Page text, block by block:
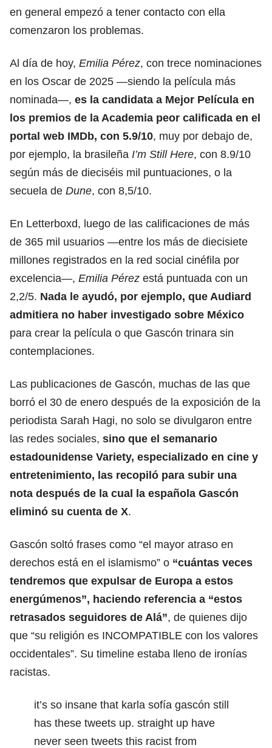
en general empezó a tener contacto con ella
comenzaron los problemas.
Al día de hoy, Emilia Pérez, con trece nominaciones
en los Oscar de 2025 —siendo la película más
nominada—, es la candidata a Mejor Película en
los premios de la Academia peor calificada en el
portal web IMDb, con 5.9/10, muy por debajo de,
por ejemplo, la brasileña I’m Still Here, con 8.9/10
según más de dieciséis mil puntuaciones, o la
secuela de Dune, con 8,5/10.
En Letterboxd, luego de las calificaciones de más
de 365 mil usuarios —entre los más de diecisiete
millones registrados en la red social cinéfila por
excelencia—, Emilia Pérez está puntuada con un
2,2/5. Nada le ayudó, por ejemplo, que Audiard
admitiera no haber investigado sobre México
para crear la película o que Gascón trinara sin
contemplaciones.
Las publicaciones de Gascón, muchas de las que
borró el 30 de enero después de la exposición de la
periodista Sarah Hagi, no solo se divulgaron entre
las redes sociales, sino que el semanario
estadounidense Variety, especializado en cine y
entretenimiento, las recopiló para subir una
nota después de la cual la española Gascón
eliminó su cuenta de X.
Gascón soltó frases como “el mayor atraso en
derechos está en el islamismo” o “cuántas veces
tendremos que expulsar de Europa a estos
energúmenos”, haciendo referencia a “estos
retrasados seguidores de Alá”, de quienes dijo
que “su religión es INCOMPATIBLE con los valores
occidentales”. Su timeline estaba lleno de ironías
racistas.
it’s so insane that karla sofía gascón still
has these tweets up. straight up have
never seen tweets this racist from